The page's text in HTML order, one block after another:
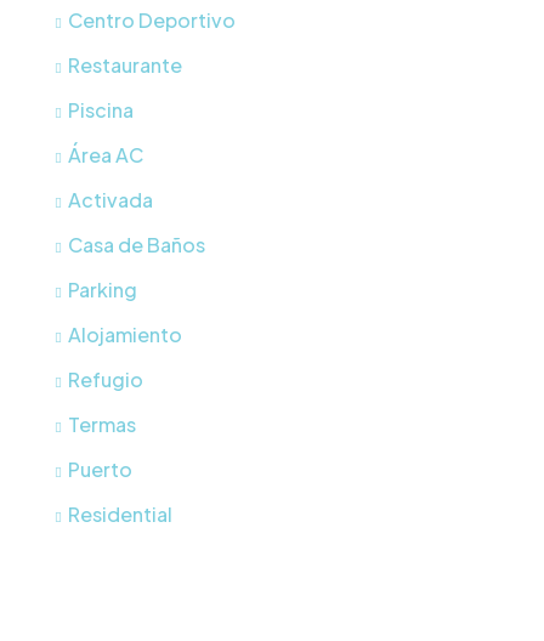
Centro Deportivo
Restaurante
Piscina
Área AC
Activada
Casa de Baños
Parking
Alojamiento
Refugio
Termas
Puerto
Residential